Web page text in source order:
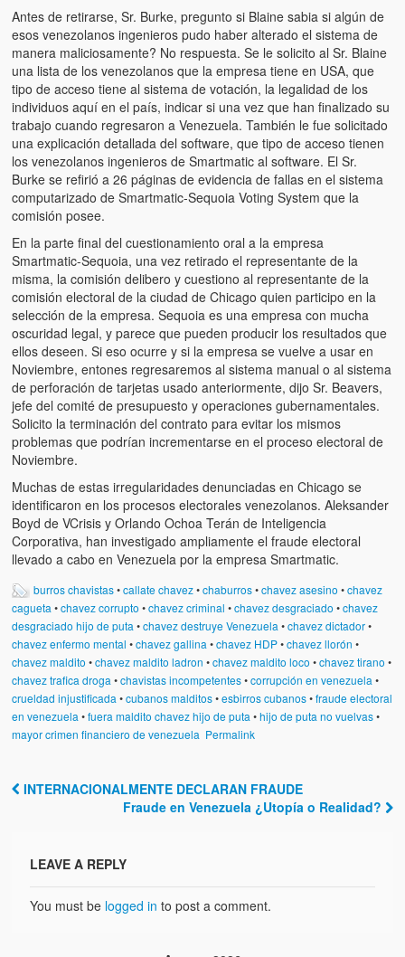
Antes de retirarse, Sr. Burke, pregunto si Blaine sabia si algún de
esos venezolanos ingenieros pudo haber alterado el sistema de
manera maliciosamente? No respuesta. Se le solicito al Sr. Blaine
una lista de los venezolanos que la empresa tiene en USA, que
tipo de acceso tiene al sistema de votación, la legalidad de los
individuos aquí en el país, indicar si una vez que han finalizado su
trabajo cuando regresaron a Venezuela. También le fue solicitado
una explicación detallada del software, que tipo de acceso tienen
los venezolanos ingenieros de Smartmatic al software. El Sr.
Burke se refirió a 26 páginas de evidencia de fallas en el sistema
computarizado de Smartmatic-Sequoia Voting System que la
comisión posee.
En la parte final del cuestionamiento oral a la empresa
Smartmatic-Sequoia, una vez retirado el representante de la
misma, la comisión delibero y cuestiono al representante de la
comisión electoral de la ciudad de Chicago quien participo en la
selección de la empresa. Sequoia es una empresa con mucha
oscuridad legal, y parece que pueden producir los resultados que
ellos deseen. Si eso ocurre y si la empresa se vuelve a usar en
Noviembre, entones regresaremos al sistema manual o al sistema
de perforación de tarjetas usado anteriormente, dijo Sr. Beavers,
jefe del comité de presupuesto y operaciones gubernamentales.
Solicito la terminación del contrato para evitar los mismos
problemas que podrían incrementarse en el proceso electoral de
Noviembre.
Muchas de estas irregularidades denunciadas en Chicago se
identificaron en los procesos electorales venezolanos. Aleksander
Boyd de VCrisis y Orlando Ochoa Terán de Inteligencia
Corporativa, han investigado ampliamente el fraude electoral
llevado a cabo en Venezuela por la empresa Smartmatic.
burros chavistas•callate chavez•chaburros•chavez asesino •chavez
cagueta •chavez corrupto •chavez criminal •chavez desgraciado •chavez
desgraciado hijo de puta •chavez destruye Venezuela •chavez dictador•
chavez enfermo mental •chavez gallina •chavez HDP•chavez llorón •
chavez maldito •chavez maldito ladron •chavez maldito loco •chavez tirano •
chavez trafica droga •chavistas incompetentes•corrupción en venezuela •
crueldad injustificada •cubanos malditos•esbirros cubanos•fraude electoral
en venezuela •fuera maldito chavez hijo de puta •hijo de puta no vuelvas•
mayor crimen financiero de venezuela Permalink
Post navigation
INTERNACIONALMENTE DECLARAN FRAUDE
Fraude en Venezuela ¿Utopía o Realidad?
LEAVE A REPLY
You must be logged in to post a comment.